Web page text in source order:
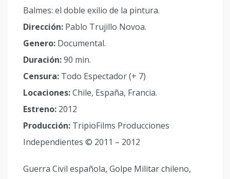
Balmes: el doble exilio de la pintura.
Dirección: Pablo Trujillo Novoa.
Genero: Documental.
Duración:90 min.
Censura: Todo Espectador (+ 7)
Locaciones:Chile, España, Francia.
Estreno: 2012
Producción: TripioFilms Producciones
Independientes © 2011 – 2012
Guerra Civil española, Golpe Militar chileno,